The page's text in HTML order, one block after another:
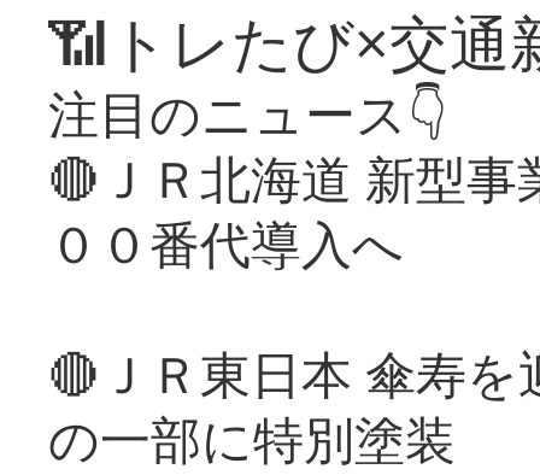
📶トレたび×交通
注目のニュース👇
🔴ＪＲ北海道 新型
００番代導入へ
🔴ＪＲ東日本 傘寿
の一部に特別塗装